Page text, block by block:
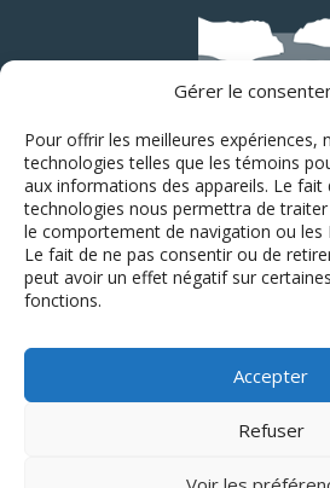
Gérer le
Pour offrir les meilleures expériences,
technologies telles que les témoins
aux informations des appareils. Le fait
technologies nous permettra de
le comportement de navigation ou les
Le fait de ne pas consentir ou de
peut avoir un effet négatif sur
fonctions.
Accepter
Refuser
Home
Chalets
Rates
Reservation
Contact us
#303827,